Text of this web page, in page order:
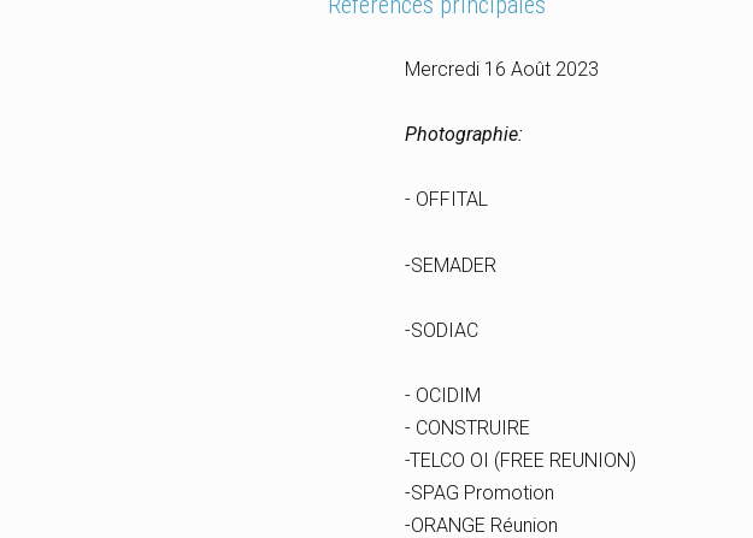
Mercredi 16 Août 2023
Photographie:
- OFFITAL
-SEMADER
-SODIAC
- OCIDIM
- CONSTRUIRE
-TELCO OI (FREE REUNION)
-SPAG Promotion
-ORANGE Réunion